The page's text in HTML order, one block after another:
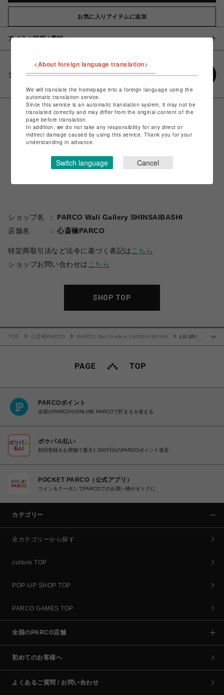
お気に入りアイテムに追加
アイテム説明 / 素材
シェアする
ショップ名
PARCO Wall Gallery SHINSAIBASHI
店舗名
心斎橋PARCO
特定商取引法など法令に基づく表記は こちら
ショップお問い合わせは こちら
SHOP TOP
TOP 心斎橋PARCO PARCO Wall Gallery SHINSAIBASHI
LILUNE
PARCOポイント
全国のPARCOやONLINE PARCOで貯まる＆使える
ポケパル払い
初回登録＆お買物で最大1,500円分のPARCOポイント進呈
POCKET PARCO（公式アプリ）
コイン＆クーポンでPARCOでのお買い物がオトクに
カテゴリー
全カテゴリーから探す
culture TOP
POP-UP SHOP TOP
PARCO GAMES TOP
全国のPARCO店舗
初めてのお客様へ
よくあるご質問 / お問い合わせ
<About foreign language translation>
We will translate the homepage into a foreign language using the
automatic translation service.
Since this service is an automatic translation system, it may not be
translated correctly and may differ from the original content of the
page before translation.
In addition, we do not take any responsibility for any direct or
indirect damage caused by using this service. Thank you for your
understanding in advance.
Switch language Cancel